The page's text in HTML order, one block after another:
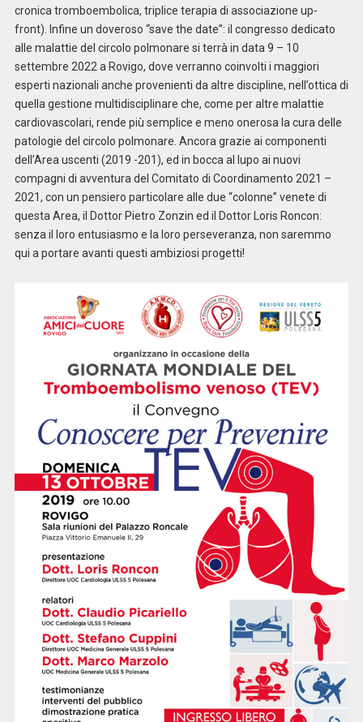
cronica tromboembolica, triplice terapia di associazione up-
front). Infine un doveroso “save the date”: il congresso dedicato
alle malattie del circolo polmonare si terrà in data 9 – 10
settembre 2022 a Rovigo, dove verranno coinvolti i maggiori
esperti nazionali anche provenienti da altre discipline, nell’ottica di
quella gestione multidisciplinare che, come per altre malattie
cardiovascolari, rende più semplice e meno onerosa la cura delle
patologie del circolo polmonare. Ancora grazie ai componenti
dell’Area uscenti (2019 -201), ed in bocca al lupo ai nuovi
compagni di avventura del Comitato di Coordinamento 2021 –
2021, con un pensiero particolare alle due “colonne” venete di
questa Area, il Dottor Pietro Zonzin ed il Dottor Loris Roncon:
senza il loro entusiasmo e la loro perseveranza, non saremmo
qui a portare avanti questi ambiziosi progetti!